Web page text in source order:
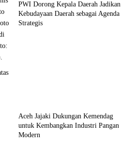
PWI Dorong Kepala Daerah Jadikan
Kebudayaan Daerah sebagai Agenda
Strategis
Aceh Jajaki Dukungan Kemendag
untuk Kembangkan Industri Pangan
Modern